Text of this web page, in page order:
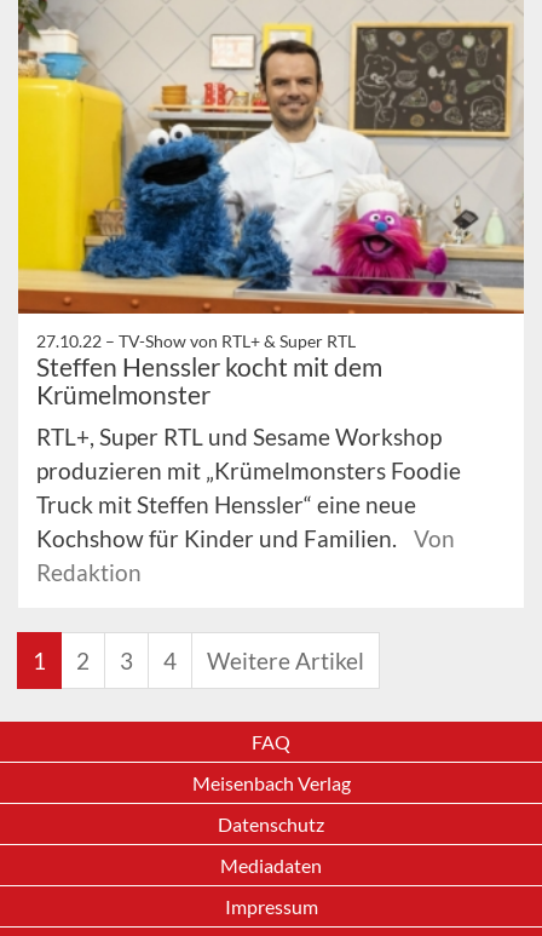
27.10.22 – TV-Show von RTL+ & Super RTL
Steffen Henssler kocht mit dem
Krümelmonster
RTL+, Super RTL und Sesame Workshop
produzieren mit „Krümelmonsters Foodie
Truck mit Steffen Henssler“ eine neue
Kochshow für Kinder und Familien.
Von
Redaktion
1 2 3 4 Weitere Artikel
FAQ
Meisenbach Verlag
Datenschutz
Mediadaten
Impressum